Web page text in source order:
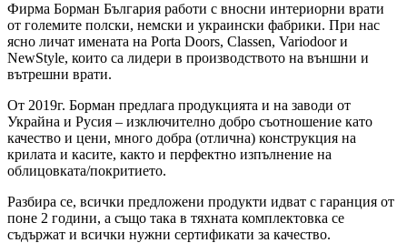
Фирма Борман България работи с вносни интериорни врати
от големите полски, немски и украински фабрики. При нас
ясно личат имената на Porta Doors, Classen, Variodoor и
NewStyle, които са лидери в производството на външни и
вътрешни врати.
От 2019г. Борман предлага продукцията и на заводи от
Украйна и Русия – изключително добро съотношение като
качество и цени, много добра (отлична) конструкция на
крилата и касите, както и перфектно изпълнение на
облицовката/покритието.
Разбира се, всички предложени продукти идват с гаранция от
поне 2 години, а също така в тяхната комплектовка се
съдържат и всички нужни сертификати за качество.